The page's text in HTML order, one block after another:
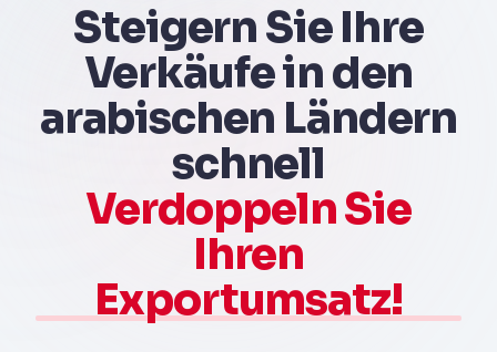
Steigern Sie Ihre
Verkäufe in den
arabischen Ländern
schnell
Verdoppeln Sie
Ihren
Exportumsatz!